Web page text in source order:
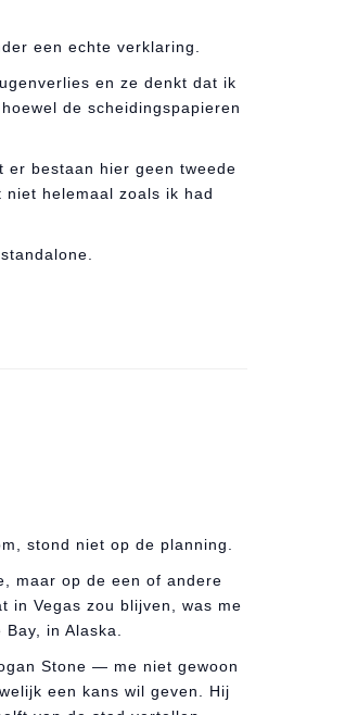
een echte verklaring.
en ze denkt dat ik
de scheidingspapieren
er bestaan hier geen tweede
helemaal zoals ik had
stond niet op de planning.
maar op de een of andere
in Vegas zou blijven, was me
in Alaska.
Stone — me niet gewoon
een kans wil geven. Hij